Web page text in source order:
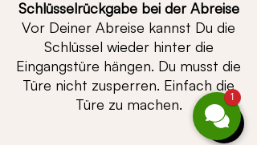
Schlüsselrückgabe bei der Abreise
Vor Deiner Abreise kannst Du die
Schlüssel wieder hinter die
Eingangstüre hängen. Du musst die
Türe nicht zusperren. Einfach die
Türe zu machen.
1